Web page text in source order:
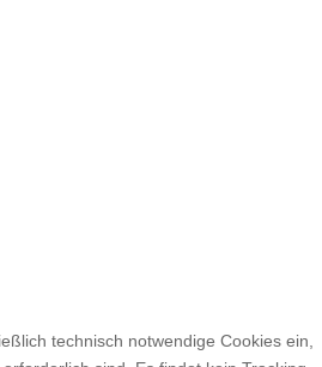
technisch notwendige Cookies ein,